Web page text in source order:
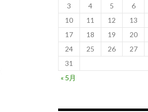
3
4 5 6
10
11 12 13
17
18 19 20
24
25 26 27
31
« 5月